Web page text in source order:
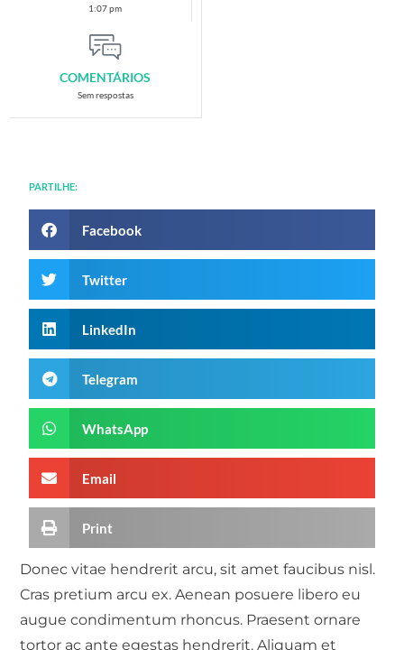
1:07 pm
COMENTÁRIOS
Sem respostas
PARTILHE:
Facebook
Twitter
LinkedIn
Telegram
WhatsApp
Email
Print
Donec vitae hendrerit arcu, sit amet faucibus nisl.
Cras pretium arcu ex. Aenean posuere libero eu
augue condimentum rhoncus. Praesent ornare
tortor ac ante egestas hendrerit. Aliquam et